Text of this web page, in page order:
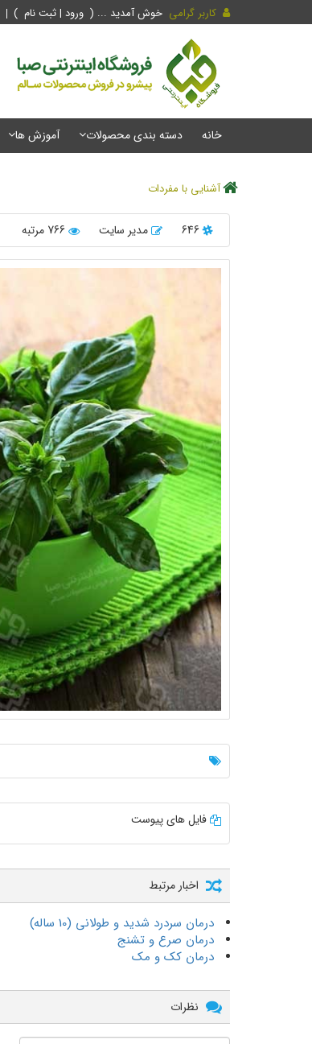
کاربر گرامی خوش آمدید ... ( ورود | ثبت نام )
خانه دسته بندی محصولات آموزش ها
آشنایی با مفردات
646 مدیر سایت 766 مرتبه
فایل های پیوست
اخبار مرتبط
درمان سردرد شدید و طولانی (10 ساله)
درمان صرع و تشنج
درمان کک و مک
نظرات